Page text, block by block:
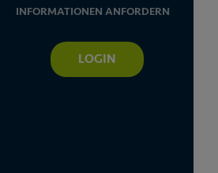
INFORMATIONEN ANFORDERN
LOGIN